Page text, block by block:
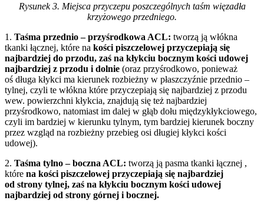
Rysunek 3. Miejsca przyczepu poszczególnych taśm więzadła
krzyżowego przedniego.
1. Taśma przednio – przyśrodkowa ACL: tworzą ją włókna
tkanki łącznej, które na kości piszczelowej przyczepiają się
najbardziej do przodu, zaś na kłykciu bocznym kości udowej
najbardziej z przodu i dolnie (oraz przyśrodkowo, ponieważ
oś długa kłykci ma kierunek rozbieżny w płaszczyźnie przednio –
tylnej, czyli te włókna które przyczepiają się najbardziej z przodu
wew. powierzchni kłykcia, znajdują się też najbardziej
przyśrodkowo, natomiast im dalej w głąb dołu międzykłykciowego,
czyli im bardziej w kierunku tylnym, tym bardziej kierunek boczny
przez wzgląd na rozbieżny przebieg osi długiej kłykci kości
udowej).
2. Taśma tylno – boczna ACL: tworzą ją pasma tkanki łącznej ,
które na kości piszczelowej przyczepiają się najbardziej
od strony tylnej, zaś na kłykciu bocznym kości udowej
najbardziej od strony górnej i bocznej.